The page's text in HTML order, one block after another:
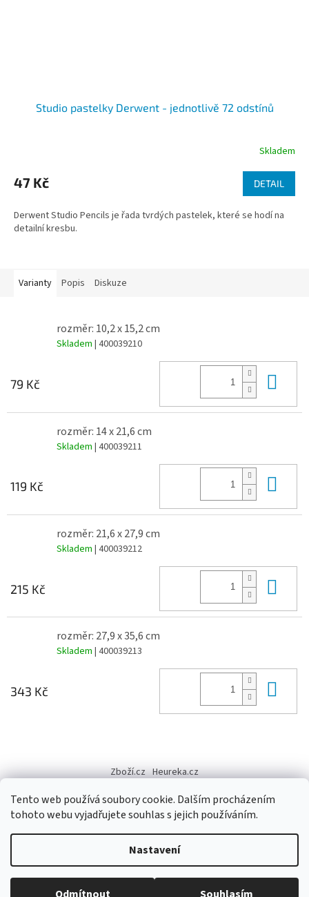
Tento web používá soubory cookie. Dalším procházením
tohoto webu vyjadřujete souhlas s jejich používáním.
Nastavení
Studio pastelky Derwent - jednotlivě 72 odstínů
Skladem
47 Kč DETAIL
Derwent Studio Pencils je řada tvrdých pastelek, které se hodí na
detailní kresbu.
Varianty Popis Diskuze
rozměr: 10,2 x 15,2 cm
Skladem | 400039210
79 Kč
rozměr: 14 x 21,6 cm
Skladem | 400039211
119 Kč
rozměr: 21,6 x 27,9 cm
Skladem | 400039212
215 Kč
rozměr: 27,9 x 35,6 cm
Skladem | 400039213
343 Kč
p
Zboží.cz Heureka.cz
Copyright 2026Výtvarné potřeby - hedvábí.cz. Všechna práva